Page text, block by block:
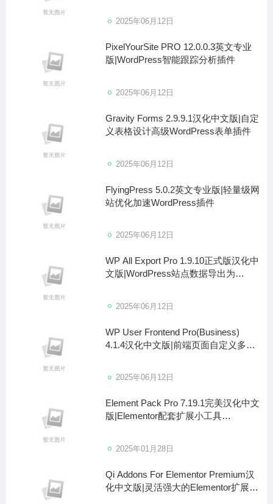
2025年06月12日
PixelYourSite PRO 12.0.0.3英文专业
版|WordPress智能跟踪分析插件
2025年06月12日
Gravity Forms 2.9.9.1汉化中文版|自定
义表格设计高级WordPress表单插件
2025年06月12日
FlyingPress 5.0.2英文专业版|轻量级网
站优化加速WordPress插件
2025年06月12日
WP All Export Pro 1.9.10正式版汉化中
文版|WordPress站点数据导出为
2025年06月12日
WP User Frontend Pro(Business)
4.1.4汉化中文版|前端页面自定义多功
2025年06月12日
Element Pack Pro 7.19.1完美汉化中文
版|Elementor配套扩展小工具
2025年01月28日
Qi Addons For Elementor Premium汉
化中文版|灵活强大的Elementor扩展插